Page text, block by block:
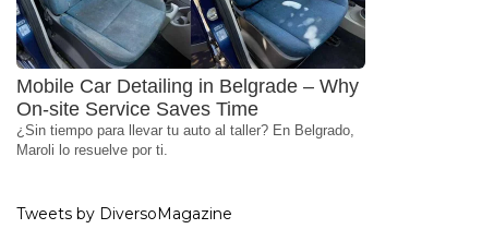
Mobile Car Detailing in Belgrade – Why
On-site Service Saves Time
¿Sin tiempo para llevar tu auto al taller? En Belgrado,
Maroli lo resuelve por ti.
Tweets by DiversoMagazine